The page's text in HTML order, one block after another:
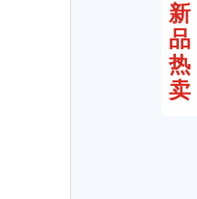
新
品
热
卖